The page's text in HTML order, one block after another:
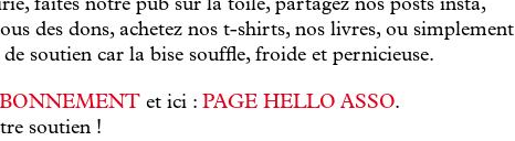
faites notre pub sur la toile, partagez nos posts insta,
des dons, achetez nos t-shirts, nos livres, ou simplement
de soutien car la bise souffle, froide et pernicieuse.
et ici : PAGE HELLO ASSO.
soutien !